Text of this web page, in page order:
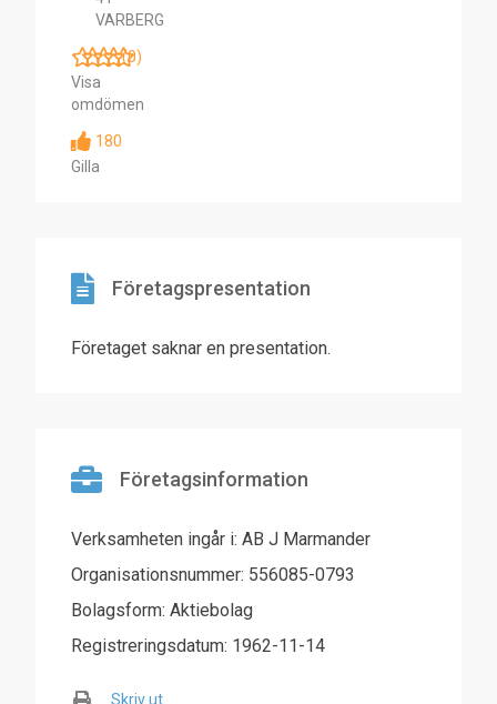
VARBERG
(0)
Visa
omdömen
180
Gilla
Företagspresentation
Företaget saknar en presentation.
Företagsinformation
Verksamheten ingår i: AB J Marmander
Organisationsnummer: 556085-0793
Bolagsform: Aktiebolag
Registreringsdatum: 1962-11-14
Skriv ut